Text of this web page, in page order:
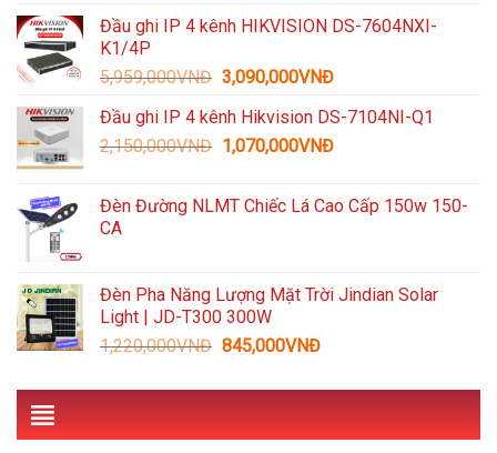
là:
tại
1,489,000VNĐ.
Đầu ghi IP 4 kênh HIKVISION DS-7604NXI-
K1/4P
5,959,000VNĐ Giá
là:
5,959,000VNĐ.
3,090,000VNĐGiá
tại
là:
Đầu ghi IP 4 kênh Hikvision DS-7104NI-Q1
2,150,000VNĐ Giá
2,150,000VNĐ.
1,070,000VNĐGiá
là:
Đèn Đường NLMT Chiếc Lá Cao Cấp 150w 150-
CA
Đèn Pha Năng Lượng Mặt Trời Jindian Solar
Light | JD-T300 300W
1,220,000VNĐ Giá
là:
845,000VNĐGiá
tại
845,000VNĐ.